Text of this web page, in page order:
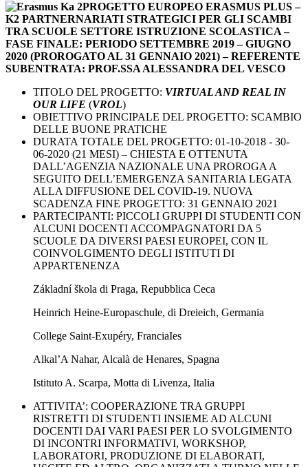
PROGETTO EUROPEO ERASMUS PLUS –
K2 PARTNERNARIATI STRATEGICI PER GLI SCAMBI
TRA SCUOLE SETTORE ISTRUZIONE SCOLASTICA –
FASE FINALE: PERIODO SETTEMBRE 2019 – GIUGNO
2020 (PROROGATO AL 31 GENNAIO 2021) – REFERENTE
SUBENTRATA: PROF.SSA ALESSANDRA DEL VESCO
TITOLO DEL PROGETTO: VIRTUAL AND REAL IN
OUR LIFE (VROL)
OBIETTIVO PRINCIPALE DEL PROGETTO: SCAMBIO
DELLE BUONE PRATICHE
DURATA TOTALE DEL PROGETTO: 01-10-2018 - 30-
06-2020 (21 MESI) – CHIESTA E OTTENUTA
DALL’AGENZIA NAZIONALE UNA PROROGA A
SEGUITO DELL’EMERGENZA SANITARIA LEGATA
ALLA DIFFUSIONE DEL COVID-19. NUOVA
SCADENZA FINE PROGETTO: 31 GENNAIO 2021
PARTECIPANTI: PICCOLI GRUPPI DI STUDENTI CON
ALCUNI DOCENTI ACCOMPAGNATORI DA 5
SCUOLE DA DIVERSI PAESI EUROPEI, CON IL
COINVOLGIMENTO DEGLI ISTITUTI DI
APPARTENENZA
Základní škola di Praga, Repubblica Ceca
Heinrich Heine-Europaschule, di Dreieich, Germania
College Saint-Exupéry, FranciaIes
Alkal’A Nahar, Alcalà de Henares, Spagna
Istituto A. Scarpa, Motta di Livenza, Italia
ATTIVITA’: COOPERAZIONE TRA GRUPPI
RISTRETTI DI STUDENTI INSIEME AD ALCUNI
DOCENTI DAI VARI PAESI PER LO SVOLGIMENTO
DI INCONTRI INFORMATIVI, WORKSHOP,
LABORATORI, PRODUZIONE DI ELABORATI,